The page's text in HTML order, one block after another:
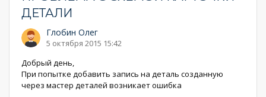
ДЕТАЛИ
Глобин Олег
5 октября 2015 15:42
Добрый день,
При попытке добавить запись на деталь созданную
через мастер деталей возникает ошибка